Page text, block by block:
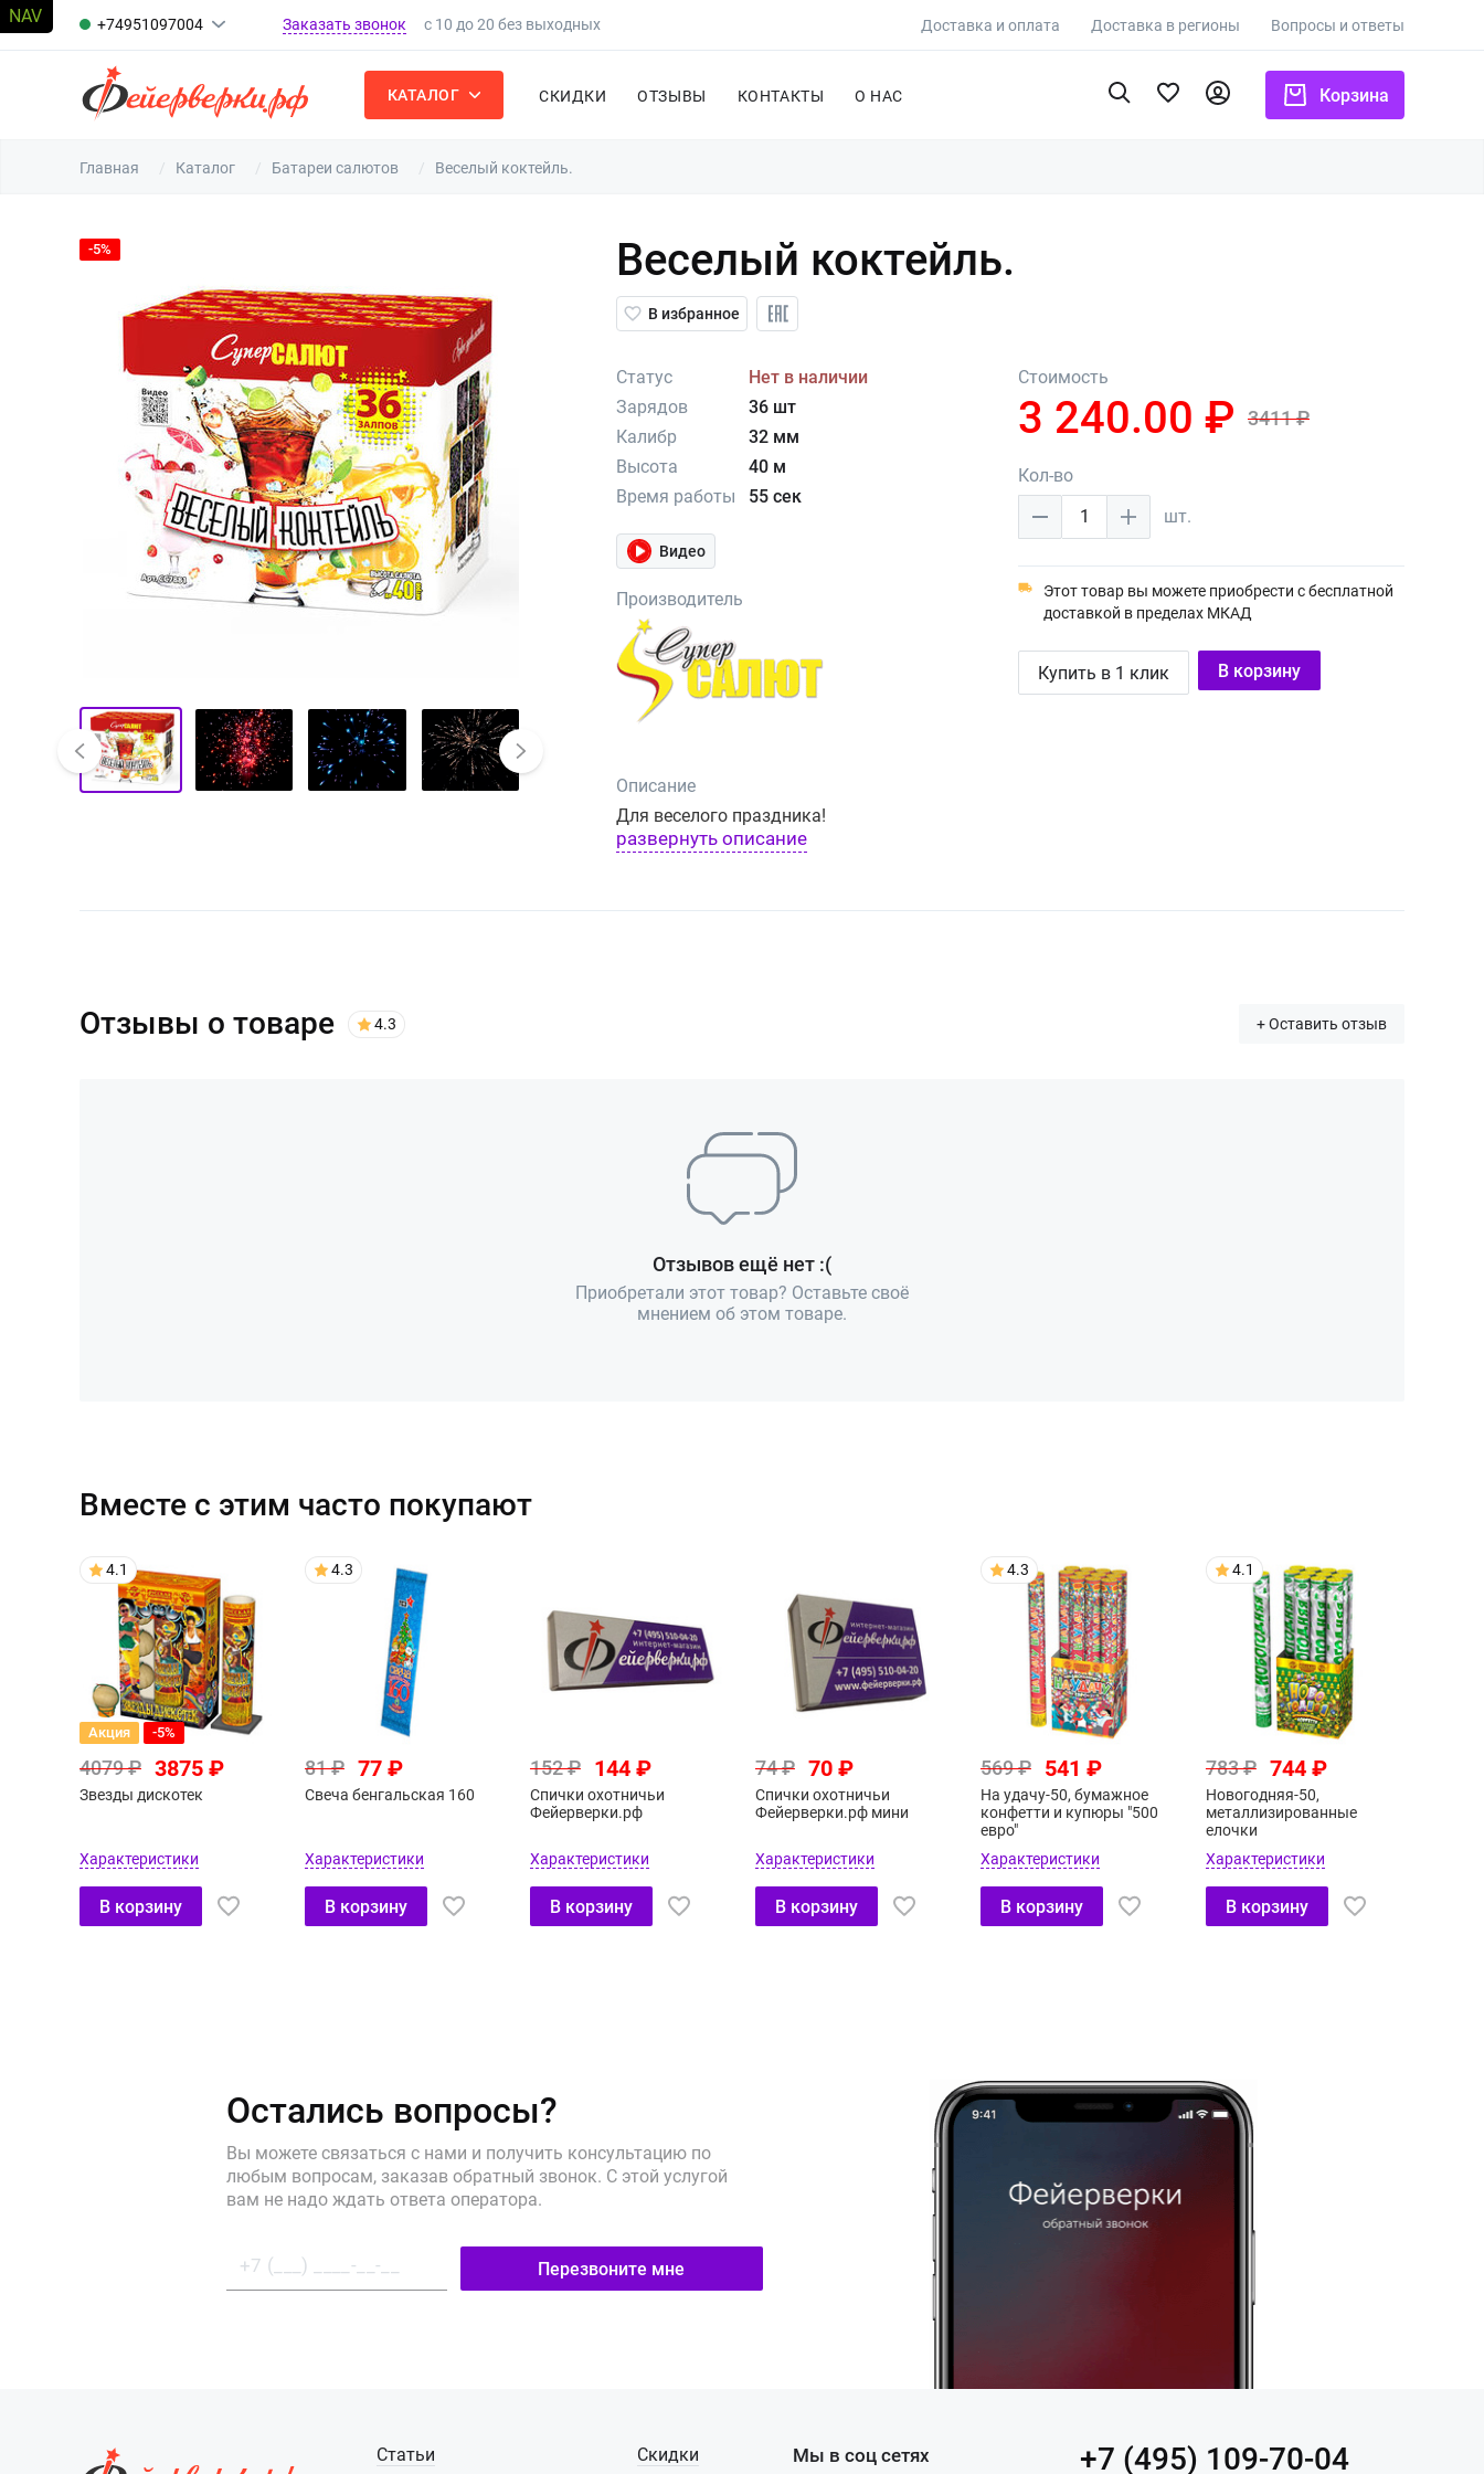
+74951097004 Заказать звонок с 10 до 20 без выходных Доставка и оплата Доставка в регионы Вопросы и ответы
КАТАЛОГ СКИДКИ ОТЗЫВЫ КОНТАКТЫ О НАС Корзина
Главная Каталог Батареи салютов Веселый коктейль.
-5% Веселый коктейль.
В избранное
Статус
Нет в наличии
Зарядов
36 шт
Калибр
32 мм
Высота
40 м
Время работы
55 сек
Видео
Производитель
Стоимость
3 240.00 ₽ 3411 ₽
Кол-во
1
шт.
Этот товар вы можете приобрести с бесплатной
доставкой в пределах МКАД
Купить в 1 клик В корзину
Описание
Для веселого праздника!
развернуть описание
Отзывы о товаре 4.3 + Оставить отзыв
Отзывов ещё нет :(
Приобретали этот товар? Оставьте своё
мнением об этом товаре.
Вместе с этим часто покупают
4.1
Акция -5%
4079 ₽ 3875 ₽
Звезды дискотек
Характеристики
В корзину
4.3
81 ₽ 77 ₽
Свеча бенгальская 160
Характеристики
В корзину
152 ₽ 144 ₽
Спички охотничьи
Фейерверки.рф
Характеристики
В корзину
74 ₽ 70 ₽
Спички охотничьи
Фейерверки.рф мини
Характеристики
В корзину
4.3
569 ₽ 541 ₽
На удачу-50, бумажное
конфетти и купюры "500
евро"
Характеристики
В корзину
4.1
783 ₽ 744 ₽
Новогодняя-50,
металлизированные
елочки
Характеристики
В корзину
Остались вопросы?
Вы можете связаться с нами и получить консультацию по
любым вопросам, заказав обратный звонок. С этой услугой
вам не надо ждать ответа оператора.
Перезвоните мне
Статьи Скидки Мы в соц сетях +7 (495) 109-70-04